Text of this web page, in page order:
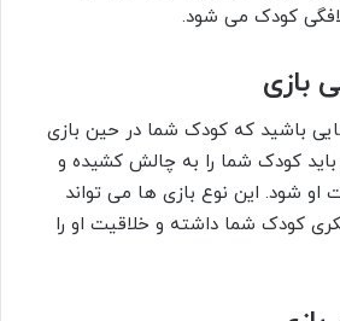
کودک می شود.
بازی
باشید که کودک شما در حین بازی
باید کودک شما را به چالش کشیده و
او شود. این نوع بازی ها می تواند
کودک شما داشته و خلاقیت او را